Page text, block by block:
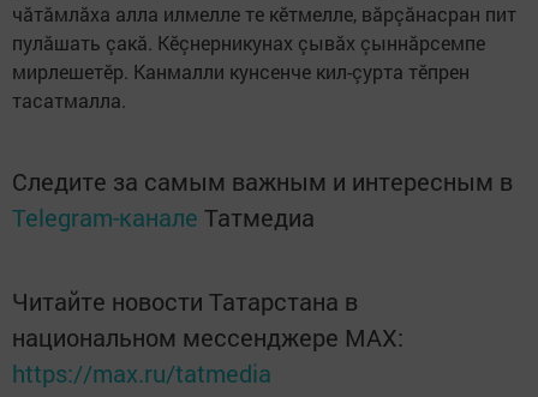
чăтăмлăха алла илмелле те кӗтмелле, вăрçăнасран пит
пулăшать çакă. Кӗçнерникунах çывăх çыннăрсемпе
мирлешетӗр. Канмалли кунсенче кил-çурта тӗпрен
тасатмалла.
Следите за самым важным и интересным в
Telegram-канале Татмедиа
Читайте новости Татарстана в
национальном мессенджере MАХ:
https://max.ru/tatmedia